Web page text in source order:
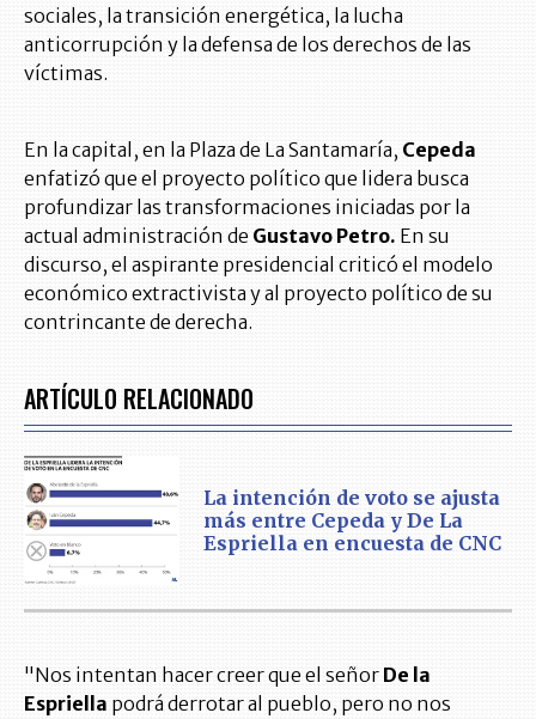
sociales, la transición energética, la lucha
anticorrupción y la defensa de los derechos de las
víctimas.
En la capital, en la Plaza de La Santamaría, Cepeda
enfatizó que el proyecto político que lidera busca
profundizar las transformaciones iniciadas por la
actual administración de Gustavo Petro. En su
discurso, el aspirante presidencial criticó el modelo
económico extractivista y al proyecto político de su
contrincante de derecha.
ARTÍCULO RELACIONADO
La intención de voto se ajusta
más entre Cepeda y De La
Espriella en encuesta de CNC
"Nos intentan hacer creer que el señor De la
Espriella podrá derrotar al pueblo, pero no nos